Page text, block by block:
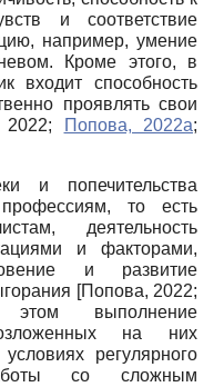
и соответствие
например, умение
Кроме этого, в
входит способность
проявлять свои
; Попова, 2022а;
и попечительства
то есть
деятельность
и факторами,
и развитие
[Попова, 2022;
выполнение
на них
регулярного
со сложным